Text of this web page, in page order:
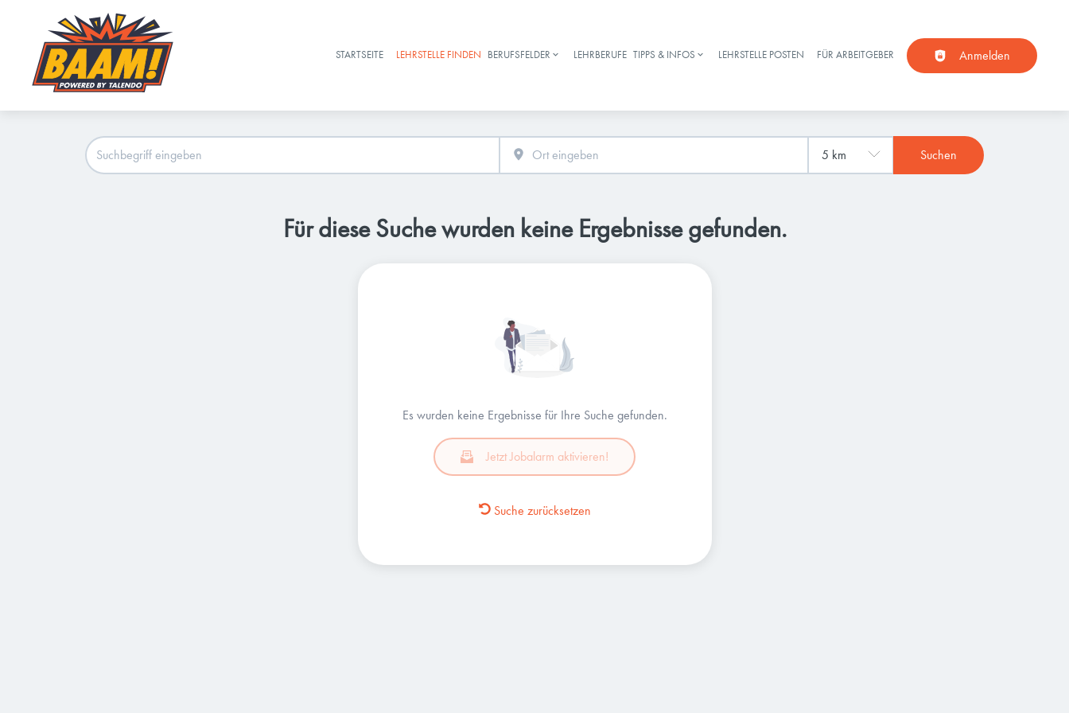
Haupt-Navigation
STARTSEITE LEHRSTELLE FINDEN BERUFSFELDER LEHRBERUFE TIPPS & INFOS LEHRSTELLE POSTEN FÜR ARBEITGEBER Anmelden
Suchen
Für diese Suche wurden keine Ergebnisse gefunden.
Es wurden keine Ergebnisse für Ihre Suche gefunden.
Jetzt Jobalarm aktivieren!
Suche zurücksetzen